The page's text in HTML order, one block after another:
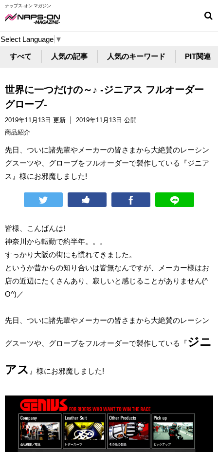
ナップス-オン マガジン
Select Language ▼
すべて 人気の記事 人気のキーワード PIT関連
世界に一つだけの～♪ -ジニアス フルオーダー
グローブ-
2019年11月13日 更新
2019年11月13日 公開
商品紹介
先日、ついに諸先輩やメーカーの皆さまから大絶賛のレーシン
グスーツや、グローブをフルオーダーで製作している『ジニア
ス』様にお邪魔しました!
皆様、こんばんは!
神奈川から転勤で約半年。。。
すっかり大阪の街にも慣れてきました。
というか昔からの知り合いは皆無なんですが、メーカー様はお
店の近辺にたくさんあり、寂しいと感じることがありません(^
O^)／
先日、ついに諸先輩やメーカーの皆さまから大絶賛のレーシン
グスーツや、グローブをフルオーダーで製作している『ジニ
アス 』様にお邪魔しました!